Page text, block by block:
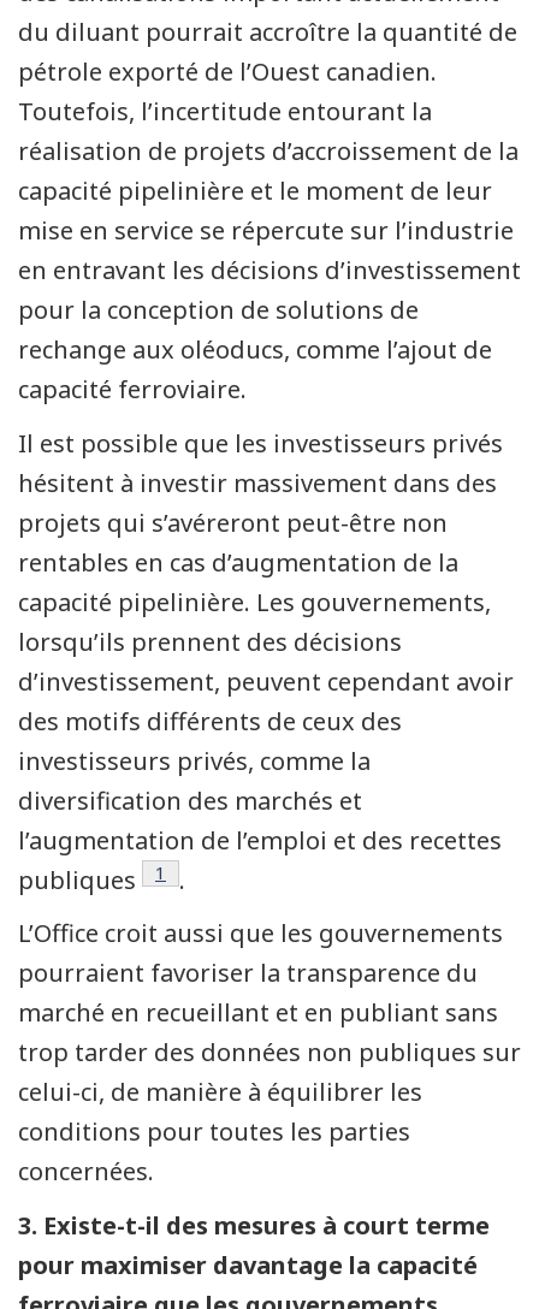
du diluant pourrait accroître la quantité de
pétrole exporté de l’Ouest canadien.
Toutefois, l’incertitude entourant la
réalisation de projets d’accroissement de la
capacité pipelinière et le moment de leur
mise en service se répercute sur l’industrie
en entravant les décisions d’investissement
pour la conception de solutions de
rechange aux oléoducs, comme l’ajout de
capacité ferroviaire.
Il est possible que les investisseurs privés
hésitent à investir massivement dans des
projets qui s’avéreront peut-être non
rentables en cas d’augmentation de la
capacité pipelinière. Les gouvernements,
lorsqu’ils prennent des décisions
d’investissement, peuvent cependant avoir
des motifs différents de ceux des
investisseurs privés, comme la
diversification des marchés et
l’augmentation de l’emploi et des recettes
publiques
Note de bas de page
1
.
L’Office croit aussi que les gouvernements
pourraient favoriser la transparence du
marché en recueillant et en publiant sans
trop tarder des données non publiques sur
celui-ci, de manière à équilibrer les
conditions pour toutes les parties
concernées.
3. Existe-t-il des mesures à court terme
pour maximiser davantage la capacité